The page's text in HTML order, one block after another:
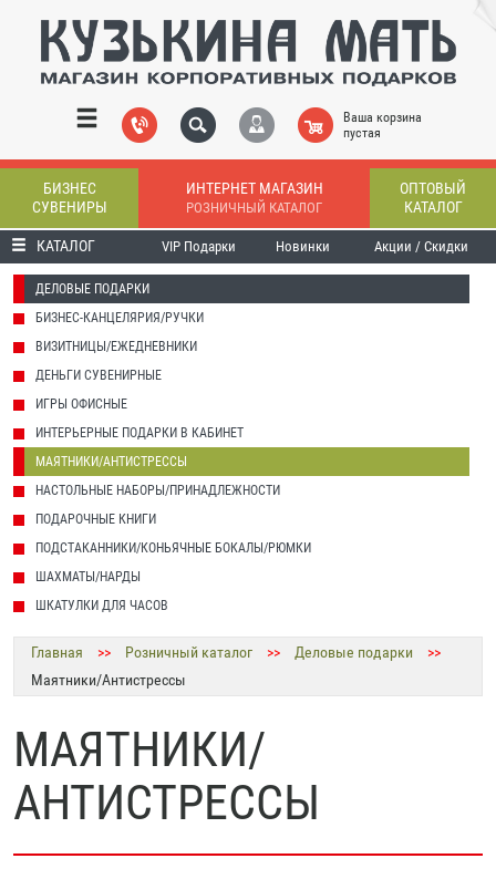
Ваша корзина
пустая
БИЗНЕС
СУВЕНИРЫ
ИНТЕРНЕТ МАГАЗИН
РОЗНИЧНЫЙ КАТАЛОГ
ОПТОВЫЙ
КАТАЛОГ
КАТАЛОГ VIP Подарки Новинки Акции / Скидки
ДЕЛОВЫЕ ПОДАРКИ
БИЗНЕС-КАНЦЕЛЯРИЯ/РУЧКИ
ВИЗИТНИЦЫ/ЕЖЕДНЕВНИКИ
ДЕНЬГИ СУВЕНИРНЫЕ
ИГРЫ ОФИСНЫЕ
ИНТЕРЬЕРНЫЕ ПОДАРКИ В КАБИНЕТ
МАЯТНИКИ/АНТИСТРЕССЫ
НАСТОЛЬНЫЕ НАБОРЫ/ПРИНАДЛЕЖНОСТИ
ПОДАРОЧНЫЕ КНИГИ
ПОДСТАКАННИКИ/КОНЬЯЧНЫЕ БОКАЛЫ/РЮМКИ
ШАХМАТЫ/НАРДЫ
ШКАТУЛКИ ДЛЯ ЧАСОВ
Главная >> Розничный каталог >> Деловые подарки
>>
Маятники/Антистрессы
МАЯТНИКИ/
АНТИСТРЕССЫ